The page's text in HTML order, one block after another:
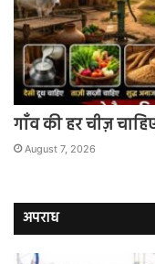
गाँव की हर चीज़
August 7, 2026
अपराध